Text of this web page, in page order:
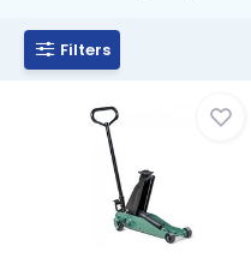
Filters